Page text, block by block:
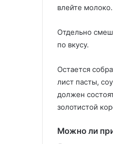
влейте
Отдельно
по вкусу.
Остается
лист пасты,
должен
золотистой
Можно ли